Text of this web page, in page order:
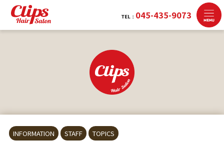
INFORMATION STAFF TOPICS
TEL： 045-435-9073